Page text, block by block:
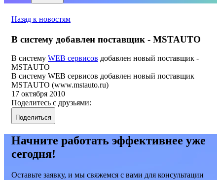
Назад к новостям
В систему добавлен поставщик - MSTAUTO
В систему WEB сервисов добавлен новый поставщик -
MSTAUTO
В систему WEB сервисов добавлен новый поставщик
MSTAUTO (www.mstauto.ru)
17 октября 2010
Поделитесь с друзьями:
Поделиться
Начните работать эффективнее уже
сегодня!
Оставьте заявку, и мы свяжемся с вами для консультации